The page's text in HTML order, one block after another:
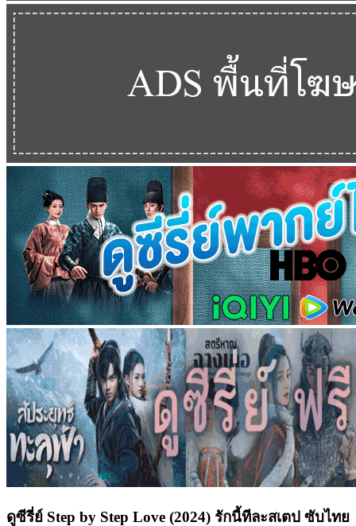
ดูซีรี่ย์ Step by Step Love (2024) รักนี้ทีละสเตป ซับไทย